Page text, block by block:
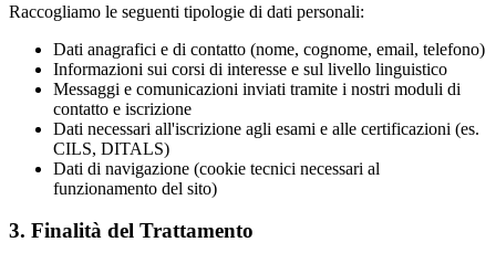
Raccogliamo le seguenti tipologie di dati personali:
Dati anagrafici e di contatto (nome, cognome, email, telefono)
Informazioni sui corsi di interesse e sul livello linguistico
Messaggi e comunicazioni inviati tramite i nostri moduli di
contatto e iscrizione
Dati necessari all'iscrizione agli esami e alle certificazioni (es.
CILS, DITALS)
Dati di navigazione (cookie tecnici necessari al
funzionamento del sito)
3. Finalità del Trattamento